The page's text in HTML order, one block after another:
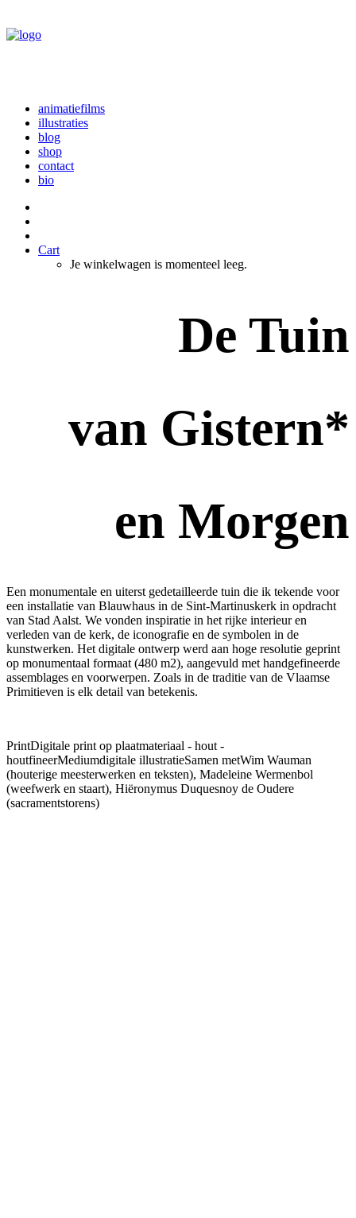
animatiefilms
illustraties
blog
shop
contact
bio
Cart
Je winkelwagen is momenteel leeg.
De Tuin
van Gistern*
en Morgen
Een monumentale en uiterst gedetailleerde tuin die ik tekende voor
een installatie van Blauwhaus in de Sint-Martinuskerk in opdracht
van Stad Aalst. We vonden inspiratie in het rijke interieur en
verleden van de kerk, de iconografie en de symbolen in de
kunstwerken. Het digitale ontwerp werd aan hoge resolutie geprint
op monumentaal formaat (480 m2), aangevuld met handgefineerde
assemblages en voorwerpen. Zoals in de traditie van de Vlaamse
Primitieven is elk detail van betekenis.
PrintDigitale print op plaatmateriaal - hout -
houtfineerMediumdigitale illustratieSamen metWim Wauman
(houterige meesterwerken en teksten), Madeleine Wermenbol
(weefwerk en staart), Hiëronymus Duquesnoy de Oudere
(sacramentstorens)